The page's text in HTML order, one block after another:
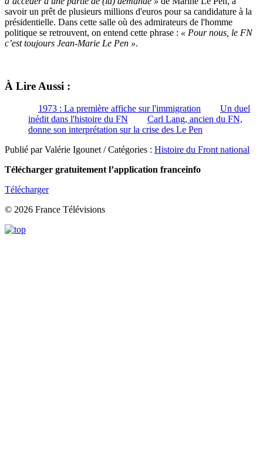
savoir un prêt de plusieurs millions d'euros pour sa candidature à la
présidentielle. Dans cette salle où des admirateurs de l'homme
politique se retrouvent, on entend cette phrase : « Pour nous, le FN
c’est toujours Jean-Marie Le Pen ».
À Lire Aussi :
1973 : La première affiche sur l'immigration
Un duel
inédit dans l'histoire du FN
Carl Lang, ancien du FN,
donne son interprétation sur la crise des Le Pen
Publié par Valérie Igounet / Catégories : Histoire du Front national
Télécharger gratuitement l’application franceinfo
Télécharger
© 2026 France Télévisions